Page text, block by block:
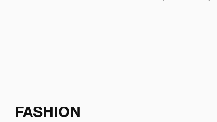
FASHION